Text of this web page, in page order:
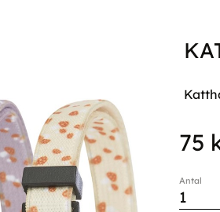
75
Antal